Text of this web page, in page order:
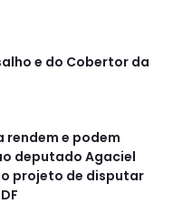
e do Cobertor da
e podem
deputado Agaciel
projeto de disputar